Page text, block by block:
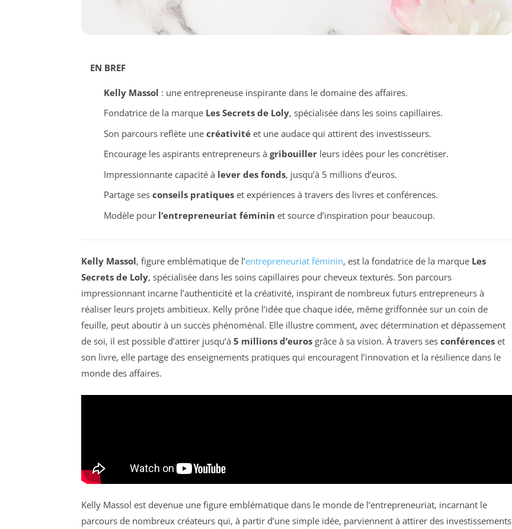
EN BREF
Kelly Massol : une entrepreneuse inspirante dans le domaine des affaires.
Fondatrice de la marque Les Secrets de Loly, spécialisée dans les soins capillaires.
Son parcours reflète une créativitéet une audace qui attirent des investisseurs.
Encourage les aspirants entrepreneurs à gribouillerleurs idées pour les concrétiser.
Impressionnante capacité à lever des fonds, jusqu’à 5 millions d’euros.
Partage ses conseils pratiqueset expériences à travers des livres et conférences.
Modèle pour l’entrepreneuriat féminin et source d’inspiration pour beaucoup.
Kelly Massol, figure emblématique de l’entrepreneuriat féminin, est la fondatrice de la marque Les
Secrets de Loly, spécialisée dans les soins capillaires pour cheveux texturés. Son parcours
impressionnant incarne l’authenticité et la créativité, inspirant de nombreux futurs entrepreneurs à
réaliser leurs projets ambitieux. Kelly prône l’idée que chaque idée, même griffonnée sur un coin de
feuille, peut aboutir à un succès phénoménal. Elle illustre comment, avec détermination et dépassement
de soi, il est possible d’attirer jusqu’à 5 millions d’euros grâce à sa vision. À travers ses conférences et
son livre, elle partage des enseignements pratiques qui encouragent l’innovation et la résilience dans le
monde des affaires.
Kelly Massol est devenue une figure emblématique dans le monde de l’entrepreneuriat, incarnant le
parcours de nombreux créateurs qui, à partir d’une simple idée, parviennent à attirer des investissements